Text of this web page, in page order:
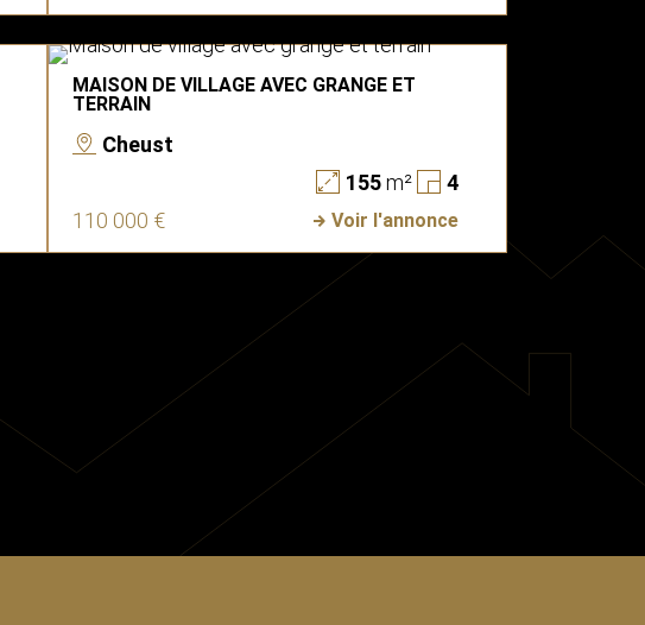
MAISON DE VILLAGE AVEC GRANGE ET
TERRAIN
Cheust
155m²
4
110 000 €
Voir l'annonce